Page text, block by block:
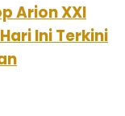
Arion XXI
Ini Terkini